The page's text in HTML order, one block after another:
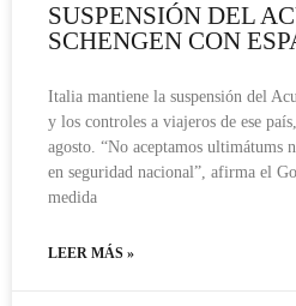
SUSPENSIÓN DEL
SCHENGEN CON
Italia mantiene la suspensión del
y los controles a viajeros de ese
agosto. “No aceptamos ultimátums
en seguridad nacional”, afirma el
medida
LEER MÁS »